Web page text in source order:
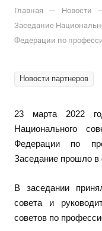
Главная — Новости
Заседание
Федерации по
Новости партнеров
23 марта 2022
Национального
Федерации по
Заседание прошло
В заседании
совета и
советов по